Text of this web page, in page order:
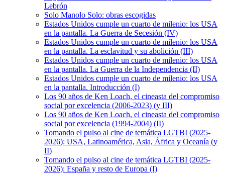
Lebrón
Solo Manolo Solo: obras escogidas
Estados Unidos cumple un cuarto de milenio: los USA
en la pantalla. La Guerra de Secesión (IV)
Estados Unidos cumple un cuarto de milenio: los USA
en la pantalla. La esclavitud y su abolición (III)
Estados Unidos cumple un cuarto de milenio: los USA
en la pantalla. La Guerra de la Independencia (II)
Estados Unidos cumple un cuarto de milenio: los USA
en la pantalla. Introducción (I)
Los 90 años de Ken Loach, el cineasta del compromiso
social por excelencia (2006-2023) (y III)
Los 90 años de Ken Loach, el cineasta del compromiso
social por excelencia (1994-2004) (II)
Tomando el pulso al cine de temática LGTBI (2025-
2026): USA, Latinoamérica, Asia, África y Oceanía (y
II)
Tomando el pulso al cine de temática LGTBI (2025-
2026): España y resto de Europa (I)